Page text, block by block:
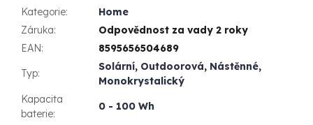
Kategorie:
Home
Záruka:
Odpovědnost za vady 2 roky
EAN:
8595656504689
Typ:
Solární, Outdoorová, Nástěnné,
Monokrystalický
Kapacita
baterie:
0 - 100 Wh